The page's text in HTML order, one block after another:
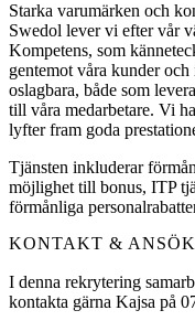
Starka varumärken och
Swedol lever vi efter vår
Kompetens, som
gentemot våra kunder
oslagbara, både som
till våra medarbetare. Vi
lyfter fram goda
Tjänsten inkluderar
möjlighet till bonus, ITP
förmånliga
KONTAKT &
I denna rekrytering
kontakta gärna Kajsa på